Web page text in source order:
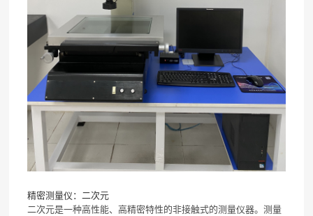
精密测量仪：二次元
二次元是一种高性能、高精密特性的非接触式的测量仪器。测量